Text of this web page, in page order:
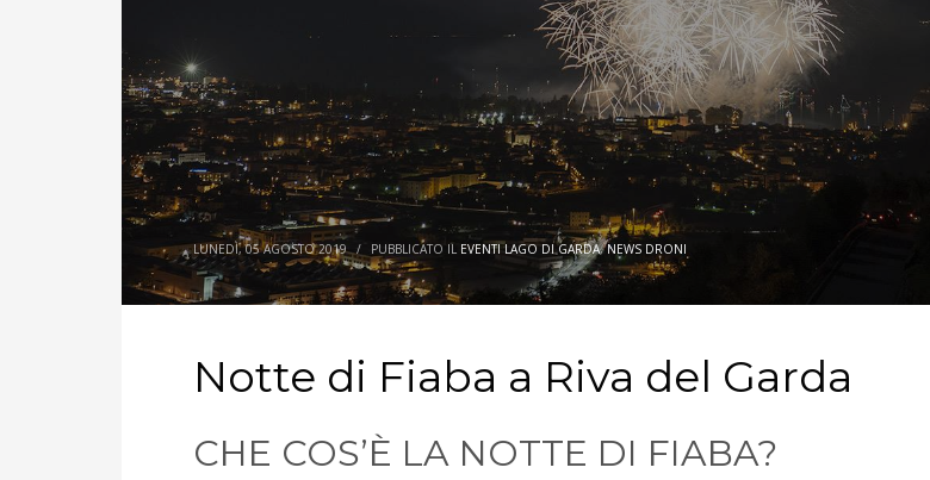
LUNEDÌ, 05 AGOSTO 2019 / PUBBLICATO IL EVENTI LAGO DI GARDA,NEWS DRONI
Notte di Fiaba a Riva del Garda
CHE COS’È LA NOTTE DI FIABA?